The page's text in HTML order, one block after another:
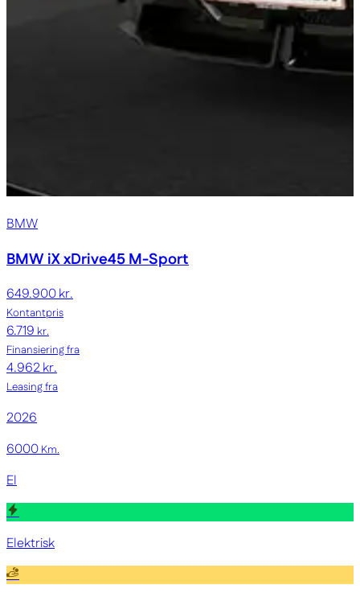
BMW
BMW iXxDrive45 M-Sport
649.900 kr.
Kontantpris
6.719kr.
Finansiering fra
4.962 kr.
Leasing fra
2026
6000Km.
El
Elektrisk